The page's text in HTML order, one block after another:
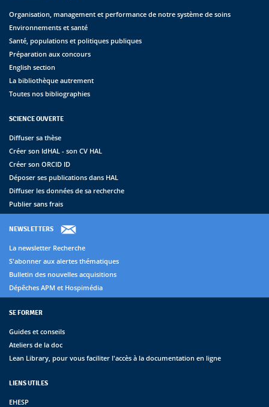
Organisation, management et performance de notre système de soins
Environnements et santé
Santé, populations et politiques publiques
Préparation aux concours
English section
La bibliothèque autrement
Toutes nos bibliographies
SCIENCE OUVERTE
Diffuser sa thèse
Créer son IdHAL - son CV HAL
Créer son ORCID ID
Déposer ses publications dans HAL
Diffuser les données de sa recherche
Publier sans frais
NEWSLETTERS
La newsletter Recherche
S'abonner aux alertes thématiques
Bulletin des nouvelles acquisitions
Dépêches APM et Hospimédia
SE FORMER
Guides et conseils
Ateliers de la doc
Lean Library, pour vous faciliter l'accès à la documentation en ligne
LIENS UTILES
EHESP